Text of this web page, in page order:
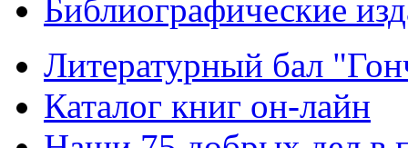
Библиографические
Литературный бал
Каталог книг он-лайн